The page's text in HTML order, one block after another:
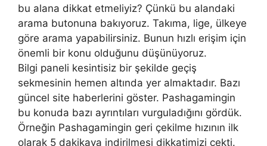
bu alana dikkat etmeliyiz? Çünkü bu alandaki
arama butonuna bakıyoruz. Takıma, lige, ülkeye
göre arama yapabilirsiniz. Bunun hızlı erişim için
önemli bir konu olduğunu düşünüyoruz.
Bilgi paneli kesintisiz bir şekilde geçiş
sekmesinin hemen altında yer almaktadır. Bazı
güncel site haberlerini göster. Pashagamingin
bu konuda bazı ayrıntıları vurguladığını gördük.
Örneğin Pashagamingin geri çekilme hızının ilk
olarak 5 dakikaya indirilmesi dikkatimizi çekti.